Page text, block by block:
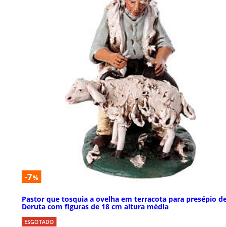
-7%
Pastor que tosquia a ovelha em terracota para presépio
Deruta com figuras de 18 cm altura média
ESGOTADO